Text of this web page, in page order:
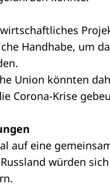
Handhabe, um
Union könnten
Corona-Krise
auf eine
würden